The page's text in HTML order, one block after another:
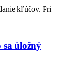
kľúčov. Pri
sa úložný